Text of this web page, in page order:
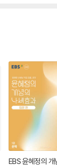
EBS 윤혜정의 개